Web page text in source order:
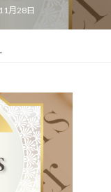
月28日